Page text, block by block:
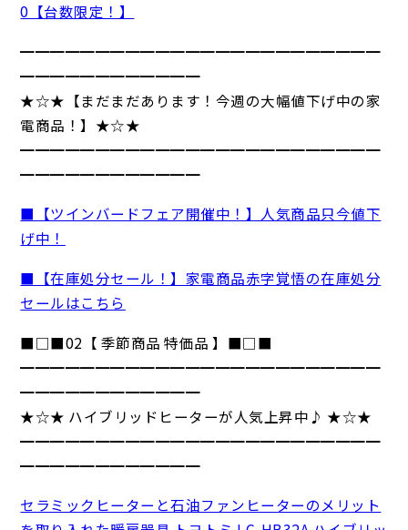
0【台数限定！】
━━━━━━━━━━━━━━━━━━━━━━━━
━━━━━━━━━━━━
★☆★【まだまだあります！今週の大幅値下げ中の家
電商品！】★☆★
━━━━━━━━━━━━━━━━━━━━━━━━
━━━━━━━━━━━━
■【ツインバードフェア開催中！】人気商品只今値下
げ中！
■【在庫処分セール！】家電商品赤字覚悟の在庫処分
セールはこちら
■□■02【 季節商品 特価品 】■□■
━━━━━━━━━━━━━━━━━━━━━━━━
━━━━━━━━━━━━
★☆★ ハイブリッドヒーターが人気上昇中♪ ★☆★
━━━━━━━━━━━━━━━━━━━━━━━━
━━━━━━━━━━━━
セラミックヒーターと石油ファンヒーターのメリット